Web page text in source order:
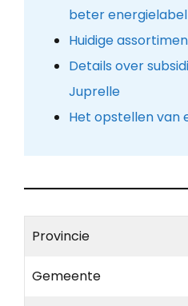
beter energielabel
Huidige
Details over
Juprelle
Het opstellen van
Provincie
Gemeente